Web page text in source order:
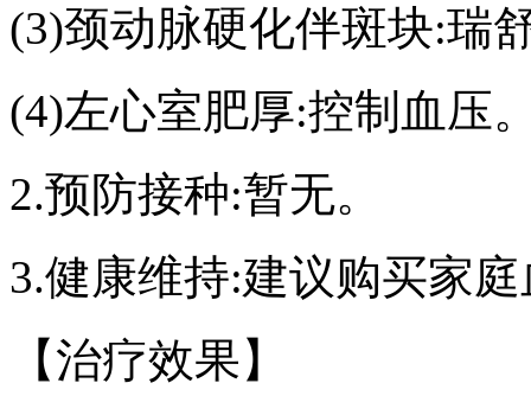
(3)颈动脉硬化伴斑块:瑞
(4)左心室肥厚:控制血压
2.预防接种:暂无。
3.健康维持:建议购买家
【治疗效果】